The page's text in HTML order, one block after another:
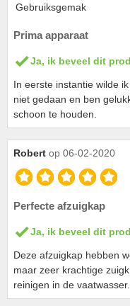
Gebruiksgemak
Prima apparaat
Ja, ik beveel dit
In eerste instantie wilde
niet gedaan en ben
schoon te houden.
Robert op 06-02-2020
Perfecte afzuigkap
Ja, ik beveel dit
Deze afzuigkap hebben
maar zeer krachtige
reinigen in de